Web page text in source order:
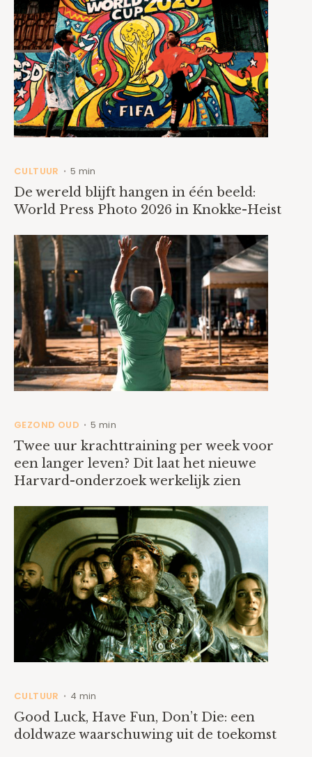
CULTUUR • 5 min
De wereld blijft hangen in één beeld:
World Press Photo 2026 in Knokke-Heist
GEZOND OUD • 5 min
Twee uur krachttraining per week voor
een langer leven? Dit laat het nieuwe
Harvard-onderzoek werkelijk zien
CULTUUR • 4 min
Good Luck, Have Fun, Don’t Die: een
doldwaze waarschuwing uit de toekomst